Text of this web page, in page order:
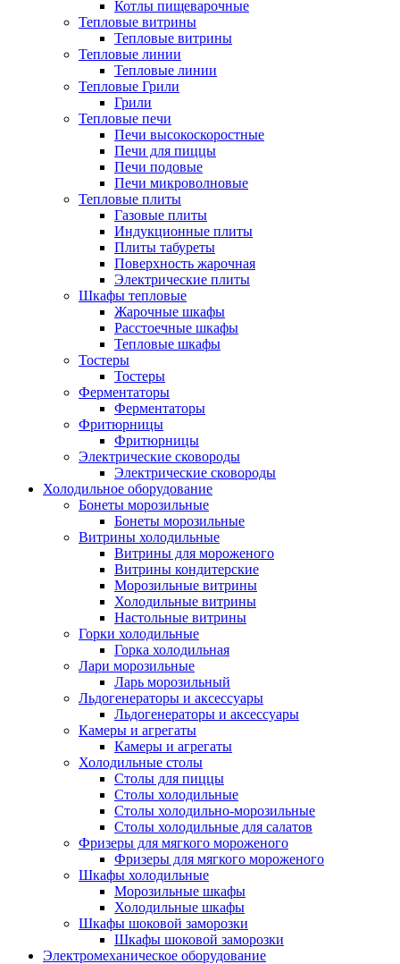
Котлы пищеварочные
Тепловые витрины
Тепловые витрины
Тепловые линии
Тепловые линии
Тепловые Грили
Грили
Тепловые печи
Печи высокоскоростные
Печи для пиццы
Печи подовые
Печи микроволновые
Тепловые плиты
Газовые плиты
Индукционные плиты
Плиты табуреты
Поверхность жарочная
Электрические плиты
Шкафы тепловые
Жарочные шкафы
Расстоечные шкафы
Тепловые шкафы
Тостеры
Тостеры
Ферментаторы
Ферментаторы
Фритюрницы
Фритюрницы
Электрические сковороды
Электрические сковороды
Холодильное оборудование
Бонеты морозильные
Бонеты морозильные
Витрины холодильные
Витрины для мороженого
Витрины кондитерские
Морозильные витрины
Холодильные витрины
Настольные витрины
Горки холодильные
Горка холодильная
Лари морозильные
Ларь морозильный
Льдогенераторы и аксессуары
Льдогенераторы и аксессуары
Камеры и агрегаты
Камеры и агрегаты
Холодильные столы
Столы для пиццы
Столы холодильные
Столы холодильно-морозильные
Столы холодильные для салатов
Фризеры для мягкого мороженого
Фризеры для мягкого мороженого
Шкафы холодильные
Mорозильные шкафы
Холодильные шкафы
Шкафы шоковой заморозки
Шкафы шоковой заморозки
Электромеханическое оборудование